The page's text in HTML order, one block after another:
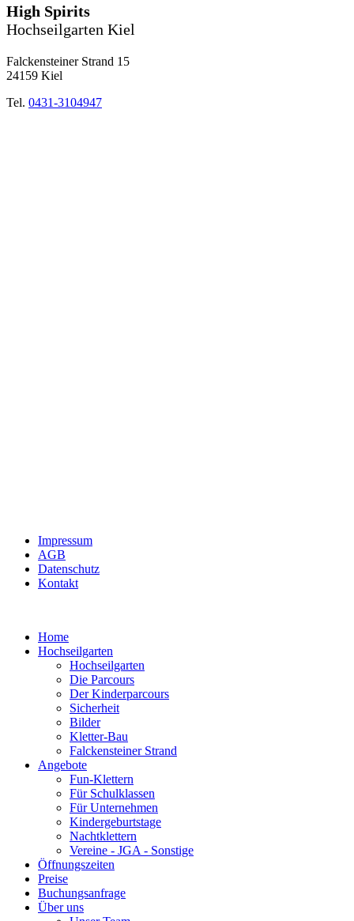
High Spirits
Hochseilgarten Kiel
Falckensteiner Strand 15
24159 Kiel
Tel. 0431-3104947
Impressum
AGB
Datenschutz
Kontakt
Home
Hochseilgarten
Hochseilgarten
Die Parcours
Der Kinderparcours
Sicherheit
Bilder
Kletter-Bau
Falckensteiner Strand
Angebote
Fun-Klettern
Für Schulklassen
Für Unternehmen
Kindergeburtstage
Nachtklettern
Vereine - JGA - Sonstige
Öffnungszeiten
Preise
Buchungsanfrage
Über uns